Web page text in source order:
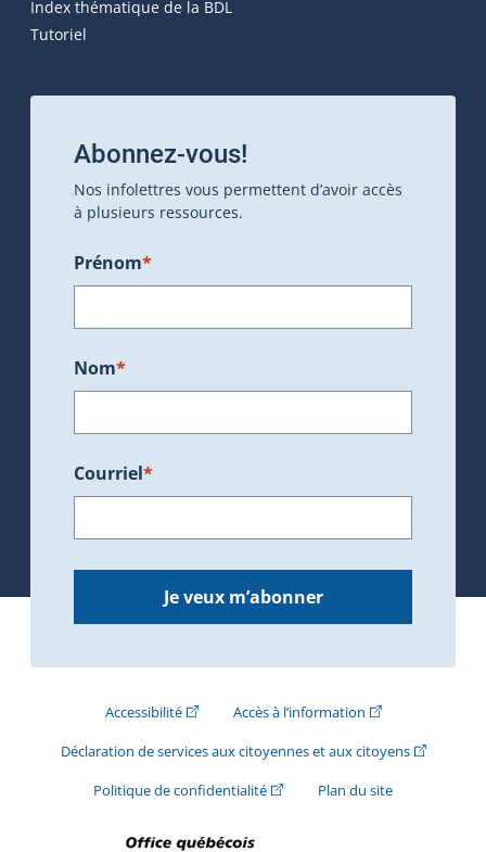
Index thématique de la BDL
Tutoriel
Abonnez-vous!
Nos infolettres vous permettent d’avoir accès
à plusieurs ressources.
Prénom*
Nom*
Courriel*
Je veux m’abonner
Accessibilité(Cet hyperlien externe s'ouvrira dans une
Accès à l’information(Cet hyperlien
Déclaration de services aux citoyennes et aux citoyens(Cet
Politique de confidentialité(Cet hyperlien externe s'ouvrira
Plan du site